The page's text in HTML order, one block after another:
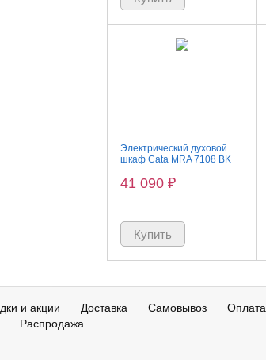
Электрический духовой
шкаф Cata MRA 7108 BK
41 090 ₽
и акции Доставка Самовывоз Оплата
Распродажа